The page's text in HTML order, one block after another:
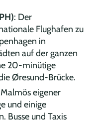
: Der
Flughafen zu
in
auf der ganzen
20-minütige
Øresund-Brücke.
eigener
und einige
Busse und Taxis